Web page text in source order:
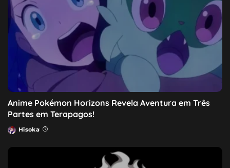
Anime Pokémon Horizons Revela Aventura em Três
Partes em Terapagos!
Posted
Hisoka